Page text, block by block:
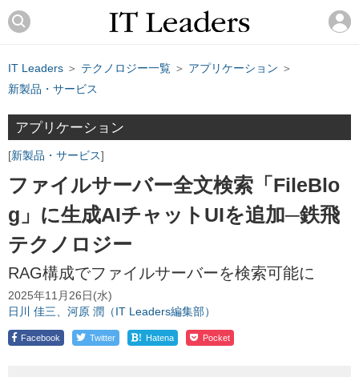
IT Leaders ＞ テクノロジー一覧 ＞ アプリケーション ＞
新製品・サービス
アプリケーション
新製品・サービス
ファイルサーバー全文検索「FileBlo
g」に生成AIチャットUIを追加─鉄飛
テクノロジー
RAG構成でファイルサーバーを検索可能に
2025年11月26日(水)
日川 佳三、河原 潤（IT Leaders編集部）
Facebook Twitter ! Hatena Pocket